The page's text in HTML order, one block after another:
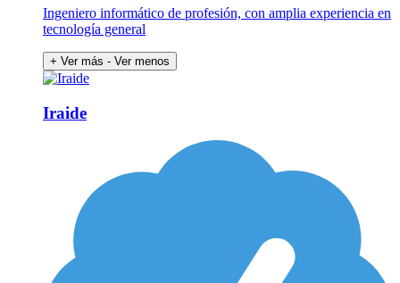
Ingeniero informático de profesión, con amplia experiencia en
tecnología general
+ Ver más - Ver menos
Iraide